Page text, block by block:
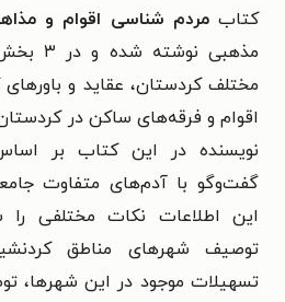
کتابمردم شناسی اقوام و
مذهبی
مختلف کردستان، عقاید و
اقوام و فرقه‌های ساکن در
نویسنده در این کتاب بر
گفت‌وگو با آدم‌های متفاوت
این اطلاعات نکات مختلفی
توصیف شهرهای مناطق
تسهیلات موجود در این شهرها،